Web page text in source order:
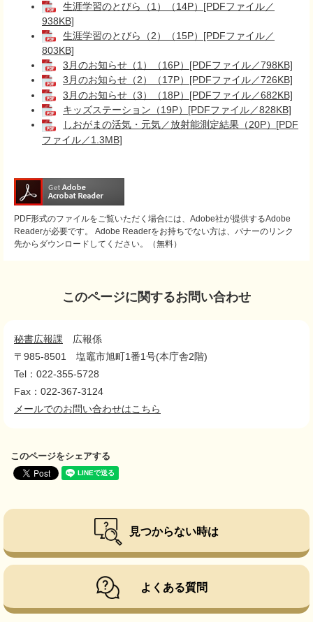
生涯学習のとびら（1）（14P）[PDFファイル／
938KB]
生涯学習のとびら（2）（15P）[PDFファイル／
803KB]
3月のお知らせ（1）（16P）[PDFファイル／798KB]
3月のお知らせ（2）（17P）[PDFファイル／726KB]
3月のお知らせ（3）（18P）[PDFファイル／682KB]
キッズステーション（19P）[PDFファイル／828KB]
しおがまの活気・元気／放射能測定結果（20P）[PDF
ファイル／1.3MB]
PDF形式のファイルをご覧いただく場合には、Adobe社が提供するAdobe
Readerが必要です。
Adobe Readerをお持ちでない方は、バナーのリンク
先からダウンロードしてください。（無料）
このページに関するお問い合わせ
秘書広報課
広報係
〒985-8501
塩竈市旭町1番1号(本庁舎2階)
Tel：022-355-5728
Fax：022-367-3124
メールでのお問い合わせはこちら
このページをシェアする
見つからない時は
よくある質問